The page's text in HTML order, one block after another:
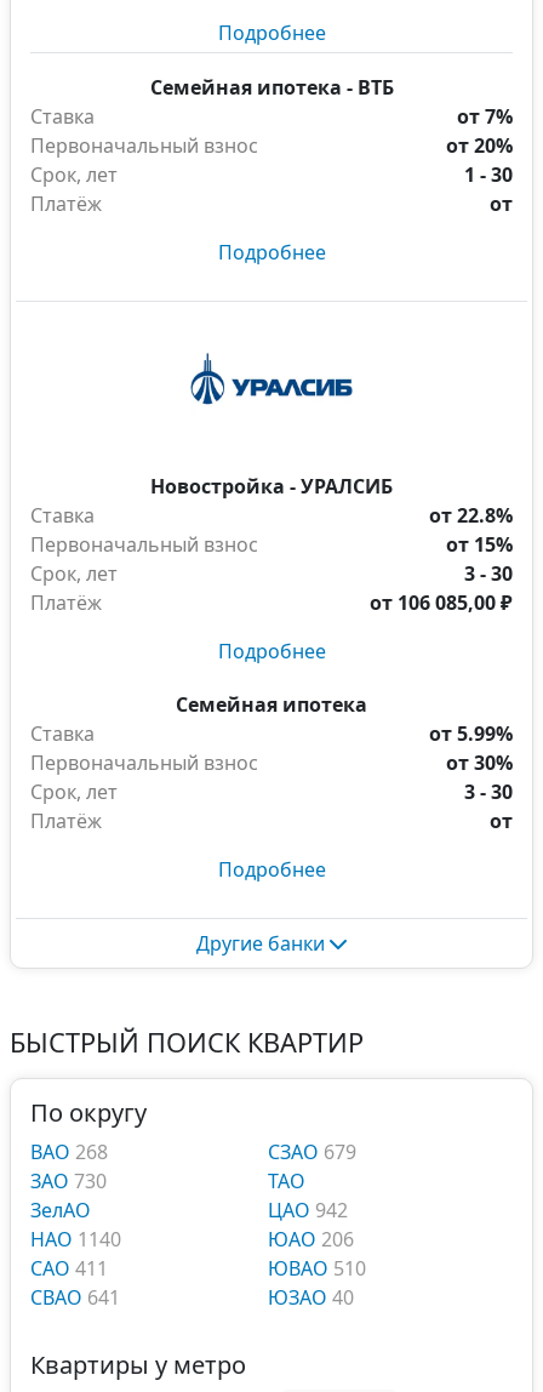
Подробнее
Семейная ипотека - ВТБ
Ставка
от 7%
Первоначальный взнос
от 20%
Срок, лет
1 - 30
Платёж
от
Подробнее
Новостройка - УРАЛСИБ
Ставка
от 22.8%
Первоначальный взнос
от 15%
Срок, лет
3 - 30
Платёж
от 106 085,00 ₽
Подробнее
Семейная ипотека
Ставка
от 5.99%
Первоначальный взнос
от 30%
Срок, лет
3 - 30
Платёж
от
Подробнее
Другие банки
БЫСТРЫЙ ПОИСК КВАРТИР
По округу
ВАО 268
ЗАО 730
ЗелАО
НАО 1140
САО 411
СВАО 641
СЗАО 679
ТАО
ЦАО 942
ЮАО 206
ЮВАО 510
ЮЗАО 40
Квартиры у метро